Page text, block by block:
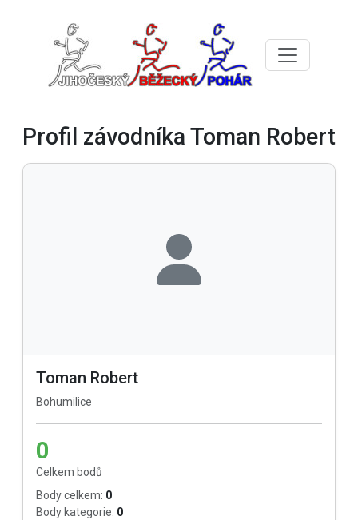
Profil závodníka Toman Robert
Toman Robert
Bohumilice
0
Celkem bodů
Body celkem: 0
Body kategorie: 0